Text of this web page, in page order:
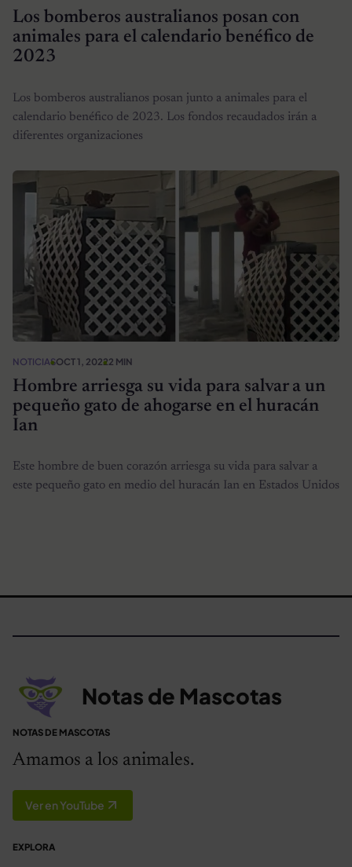
Los bomberos australianos posan con
animales para el calendario benéfico de
2023
Los bomberos australianos posan junto a animales para el
calendario benéfico de 2023. Los fondos recaudados irán a
diferentes organizaciones
NOTICIASOCT 1, 20222 MIN
Hombre arriesga su vida para salvar a un
pequeño gato de ahogarse en el huracán
Ian
Este hombre de buen corazón arriesga su vida para salvar a
este pequeño gato en medio del huracán Ian en Estados Unidos
Notas de Mascotas
NOTAS DE MASCOTAS
Amamos a los animales.
Ver en YouTube
EXPLORA